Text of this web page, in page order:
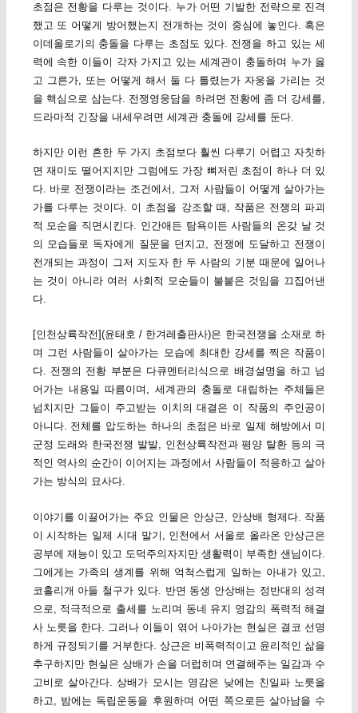
초점은 전황을 다루는 것이다. 누가 어떤 기발한 전략으로 진격
했고 또 어떻게 방어했는지 전개하는 것이 중심에 놓인다. 혹은
이데올로기의 충돌을 다루는 초점도 있다. 전쟁을 하고 있는 세
력에 속한 이들이 각자 가지고 있는 세계관이 충돌하며 누가 옳
고 그른가, 또는 어떻게 해서 둘 다 틀렸는가 자웅을 가리는 것
을 핵심으로 삼는다. 전쟁영웅담을 하려면 전황에 좀 더 강세를,
드라마적 긴장을 내세우려면 세계관 충돌에 강세를 둔다.
하지만 이런 흔한 두 가지 초점보다 훨씬 다루기 어렵고 자칫하
면 재미도 떨어지지만 그럼에도 가장 뼈저린 초점이 하나 더 있
다. 바로 전쟁이라는 조건에서, 그저 사람들이 어떻게 살아가는
가를 다루는 것이다. 이 초점을 강조할 때, 작품은 전쟁의 파괴
적 모순을 직면시킨다. 인간애든 탐욕이든 사람들의 온갖 날 것
의 모습들로 독자에게 질문을 던지고, 전쟁에 도달하고 전쟁이
전개되는 과정이 그저 지도자 한 두 사람의 기분 때문에 일어나
는 것이 아니라 여러 사회적 모순들이 불붙은 것임을 끄집어낸
다.
[인천상륙작전](윤태호 / 한겨레출판사)은 한국전쟁을 소재로 하
며 그런 사람들이 살아가는 모습에 최대한 강세를 찍은 작품이
다. 전쟁의 전황 부분은 다큐멘터리식으로 배경설명을 하고 넘
어가는 내용일 따름이며, 세계관의 충돌로 대립하는 주체들은
넘치지만 그들이 주고받는 이치의 대결은 이 작품의 주인공이
아니다. 전체를 압도하는 하나의 초점은 바로 일제 해방에서 미
군정 도래와 한국전쟁 발발, 인천상륙작전과 평양 탈환 등의 극
적인 역사의 순간이 이어지는 과정에서 사람들이 적응하고 살아
가는 방식의 묘사다.
이야기를 이끌어가는 주요 인물은 안상근, 안상배 형제다. 작품
이 시작하는 일제 시대 말기, 인천에서 서울로 올라온 안상근은
공부에 재능이 있고 도덕주의자지만 생활력이 부족한 샌님이다.
그에게는 가족의 생계를 위해 억척스럽게 일하는 아내가 있고,
코흘리개 아들 철구가 있다. 반면 동생 안상배는 정반대의 성격
으로, 적극적으로 출세를 노리며 동네 유지 영감의 폭력적 해결
사 노릇을 한다. 그러나 이들이 엮어 나아가는 현실은 결코 선명
하게 규정되기를 거부한다. 상근은 비폭력적이고 윤리적인 삶을
추구하지만 현실은 상배가 손을 더럽히며 연결해주는 일감과 수
고비로 살아간다. 상배가 모시는 영감은 낮에는 친일파 노릇을
하고, 밤에는 독립운동을 후원하며 어떤 쪽으로든 살아남을 수